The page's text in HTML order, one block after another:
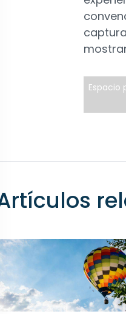
Espacio